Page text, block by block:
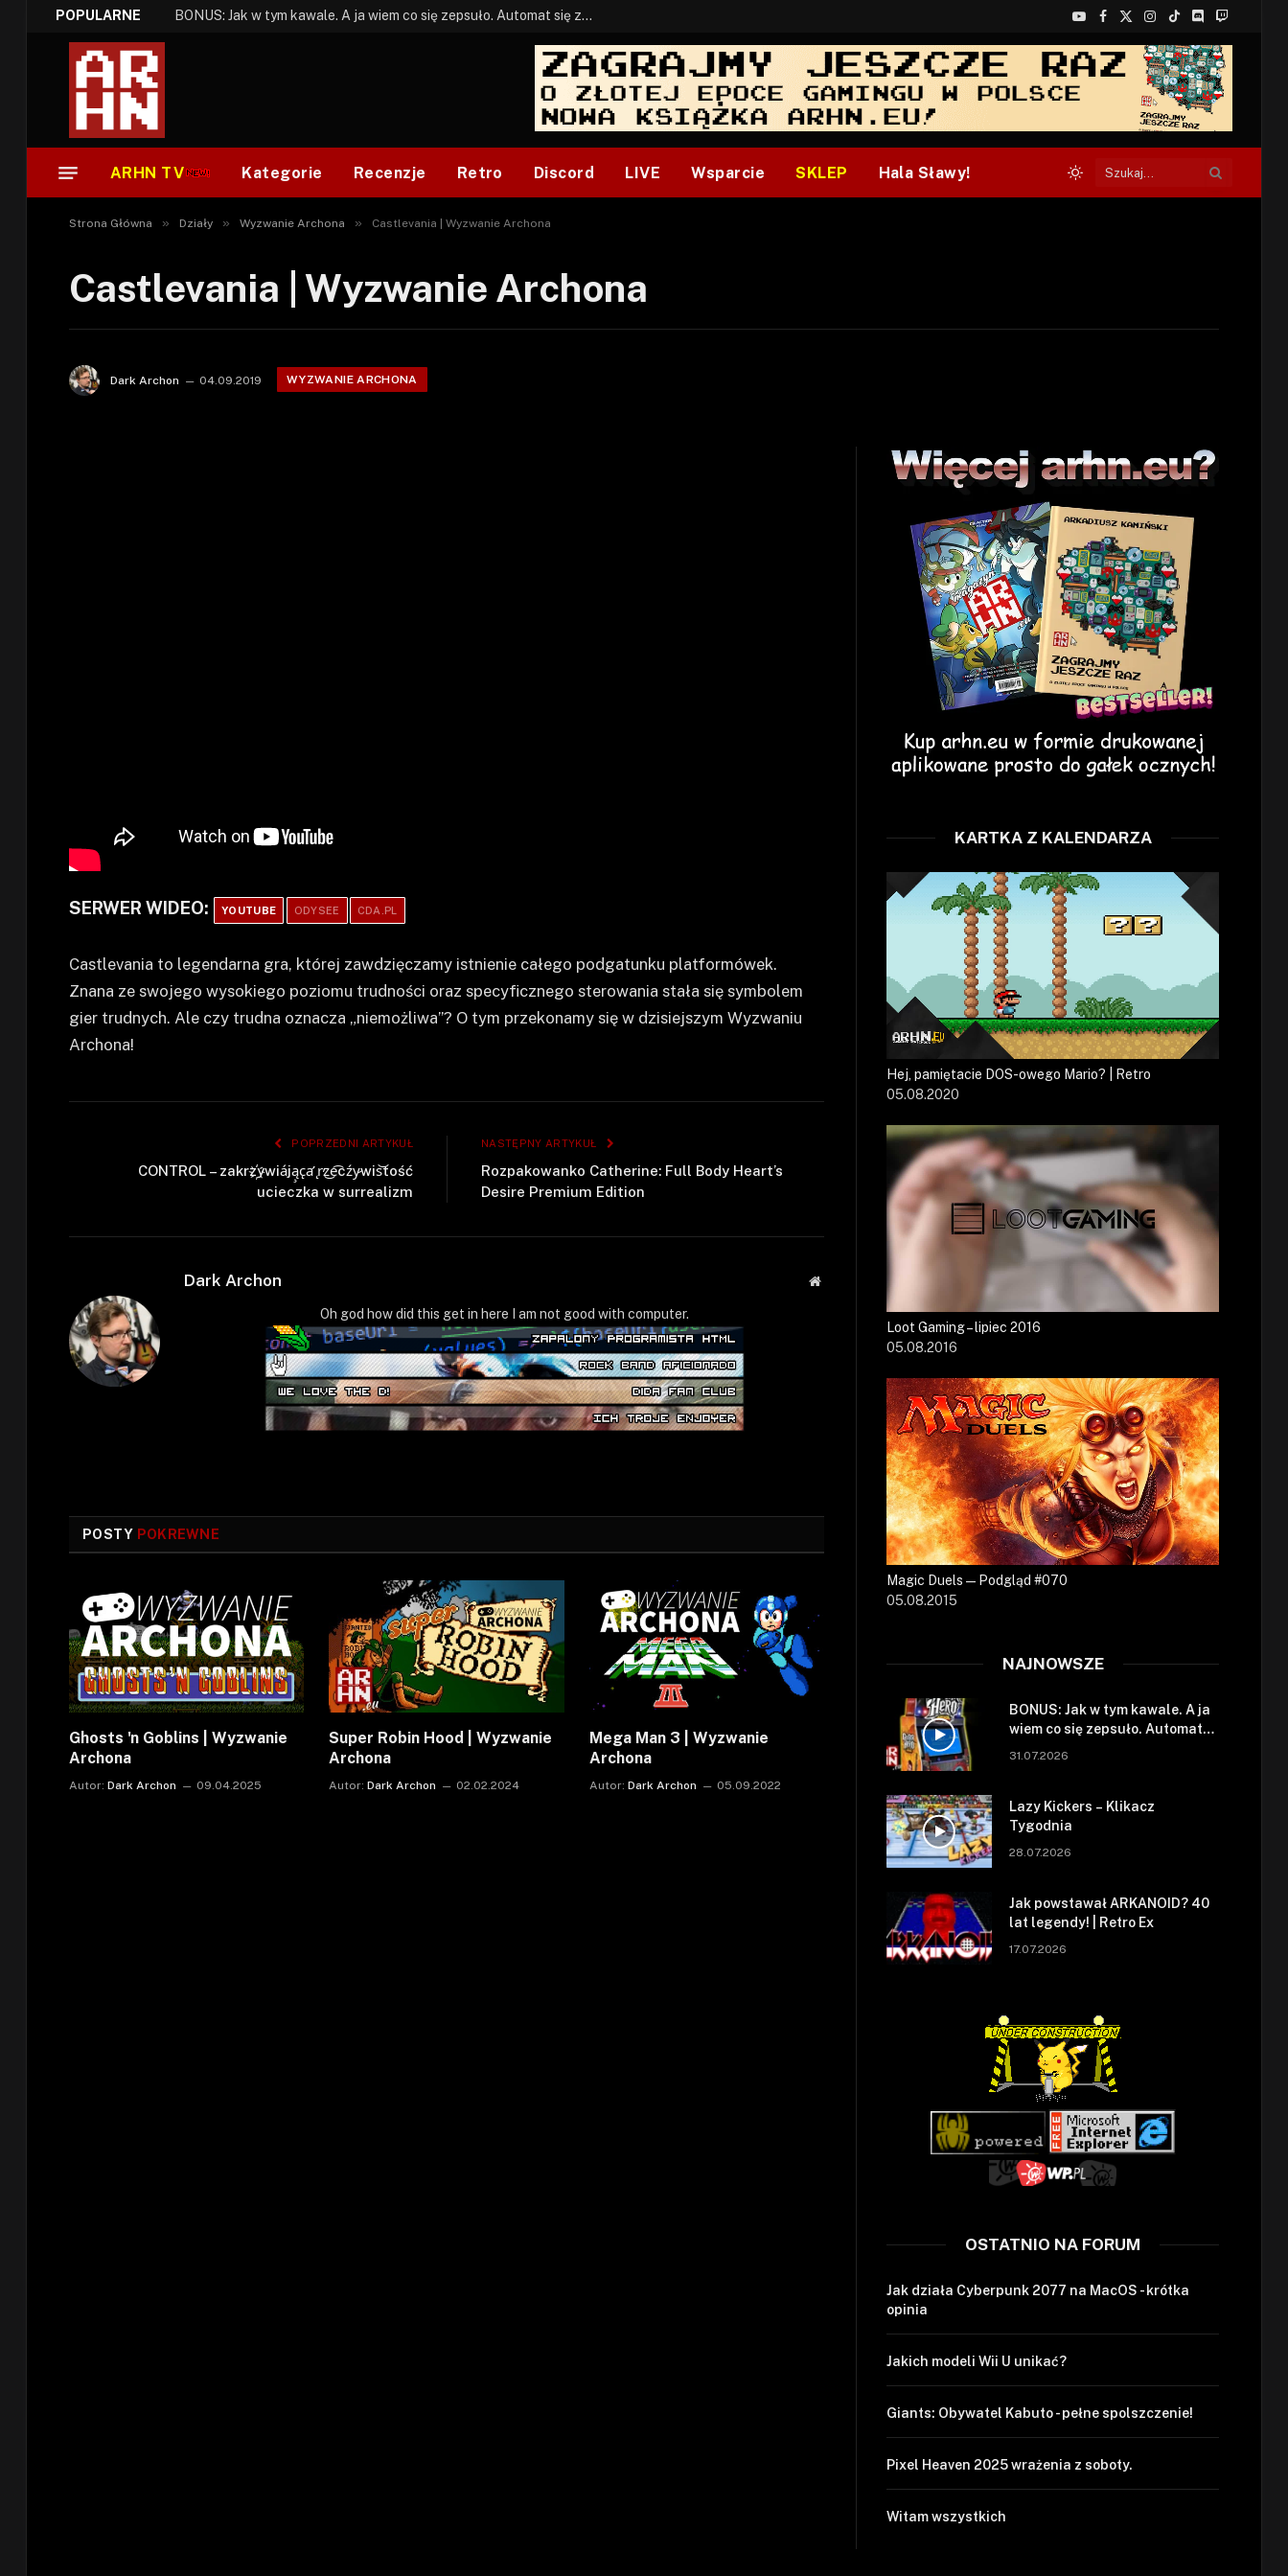
POPULARNE BONUS: Jak w tym kawale. A ja wiem co się zepsuło. Automat się zepsuł.
YouTube
Facebook
X
(Twitter)
Instagram
TikTokDiscordTwitch
ARHN TV Kategorie Recenzje Retro Discord LIVE Wsparcie SKLEP Hala Sławy!
Strona Główna » Działy » Wyzwanie Archona » Castlevania | Wyzwanie Archona
Castlevania | Wyzwanie Archona
Dark Archon 04.09.2019 WYZWANIE ARCHONA
SERWER WIDEO: YOUTUBE ODYSEE CDA.PL
Castlevania to legendarna gra, której zawdzięczamy istnienie całego podgatunku platformówek.
Znana ze swojego wysokiego poziomu trudności oraz specyficznego sterowania stała się symbolem
gier trudnych. Ale czy trudna oznacza „niemożliwa”? O tym przekonamy się w dzisiejszym Wyzwaniu
Archona!
POPRZEDNI ARTYKUŁ
CONTROL – zakrz҉ywiáją̧c̨a̛ ̨r̕z͜e͡cźy̷wis͝tość
ucieczka w surrealizm
NASTĘPNY ARTYKUŁ
Rozpakowanko Catherine: Full Body Heart’s
Desire Premium Edition
Dark Archon
Strona
Oh god how did this get in here I am not good with computer.
POSTY POKREWNE
Ghosts 'n Goblins | Wyzwanie
Archona
Autor: Dark Archon 09.04.2025
Super Robin Hood | Wyzwanie
Archona
Autor: Dark Archon 02.02.2024
Mega Man 3 | Wyzwanie
Archona
Autor: Dark Archon 05.09.2022
KARTKA Z KALENDARZA
Hej, pamiętacie DOS-owego Mario? | Retro
05.08.2020
Loot Gaming – lipiec 2016
05.08.2016
Magic Duels — Podgląd #070
05.08.2015
NAJNOWSZE
BONUS: Jak w tym kawale. A ja
wiem co się zepsuło. Automat
się zepsuł.
31.07.2026
Lazy Kickers – Klikacz
Tygodnia
28.07.2026
Jak powstawał ARKANOID? 40
lat legendy! | Retro Ex
17.07.2026
OSTATNIO NA FORUM
Jak działa Cyberpunk 2077 na MacOS - krótka
opinia
Jakich modeli Wii U unikać?
Giants: Obywatel Kabuto - pełne spolszczenie!
Pixel Heaven 2025 wrażenia z soboty.
Witam wszystkich